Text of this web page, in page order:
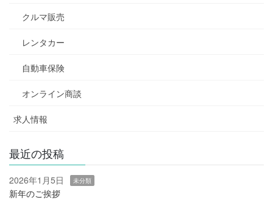
クルマ販売
レンタカー
自動車保険
オンライン商談
求人情報
最近の投稿
2026年1月5日 未分類
新年のご挨拶